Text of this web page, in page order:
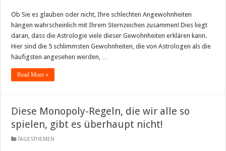
Ob Sie es glauben oder nicht, Ihre schlechten Angewohnheiten
hängen wahrscheinlich mit Ihrem Sternzeichen zusammen! Dies liegt
daran, dass die Astrologie viele dieser Gewohnheiten erklären kann.
Hier sind die 5 schlimmsten Gewohnheiten, die von Astrologen als die
häufigsten angesehen werden, …
Read More »
Diese Monopoly-Regeln, die wir alle so
spielen, gibt es überhaupt nicht!
TAGESTHEMEN